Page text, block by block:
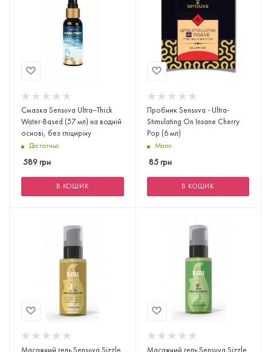
Смазка Sensuva Ultra–Thick
Water-Based (57 мл) на водній
основі, без гліциріну
Достатньо
589 грн
В КОШИК
Пробник Sensuva - Ultra-
Stimulating On Insane Cherry
Pop (6 мл)
Мало
85грн
В КОШИК
Масажний гель Sensuva Sizzle
Масажний гель Sensuva Sizzle